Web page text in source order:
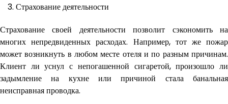
Страхование деятельности
Страхование своей деятельности позволит сэкономить на
многих непредвиденных расходах. Например, тот же пожар
может возникнуть в любом месте отеля и по разным причинам.
Клиент ли уснул с непогашенной сигаретой, произошло ли
задымление на кухне или причиной стала банальная
неисправная проводка.